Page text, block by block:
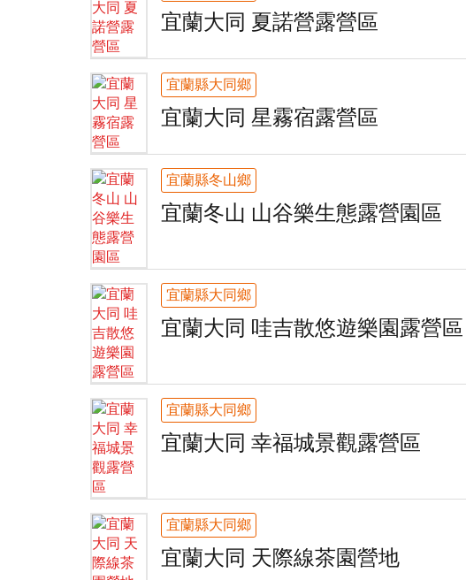
宜蘭大同 夏諾營露營區
宜蘭縣大同鄉
宜蘭大同 星霧宿露營區
宜蘭縣冬山鄉
宜蘭冬山 山谷樂生態露營園區
宜蘭縣大同鄉
宜蘭大同 哇吉散悠遊樂園露營區
宜蘭縣大同鄉
宜蘭大同 幸福城景觀露營區
宜蘭縣大同鄉
宜蘭大同 天際線茶園營地